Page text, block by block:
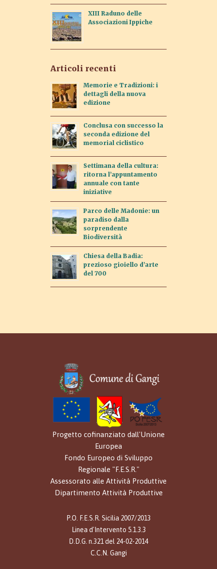
XIII Raduno delle
Associazioni Ippiche
Articoli recenti
Memorie e Tradizioni: i
dettagli della nuova
edizione
Conclusa con successo la
seconda edizione del
memorial ciclistico
Settimana della cultura:
ritorna l’appuntamento
annuale con tante
iniziative
Parco delle Madonie: un
paradiso dalla
sorprendente
Biodiversità
Chiesa della Badia:
prezioso gioiello d’arte
del 700
Progetto cofinanziato dall'Unione
Europea
Fondo Europeo di Sviluppo
Regionale "F.E.S.R."
Assessorato alle Attività Produttive
Dipartimento Attività Produttive
P.O. F.E.S.R. Sicilia 2007/2013
Linea d'Intervento 5.1.3.3
D.D.G. n.321 del 24-02-2014
C.C.N. Gangi